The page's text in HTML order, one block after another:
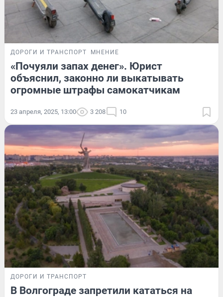
ДОРОГИ И ТРАНСПОРТ МНЕНИЕ
«Почуяли запах денег». Юрист
объяснил, законно ли выкатывать
огромные штрафы самокатчикам
23 апреля, 2025, 13:00 3 208 10
ДОРОГИ И ТРАНСПОРТ
В Волгограде запретили кататься на